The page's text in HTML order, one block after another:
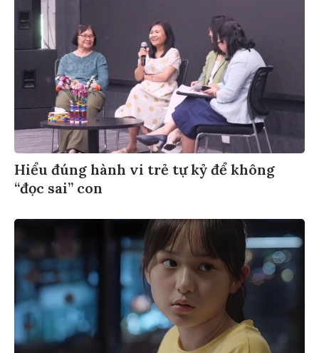
Hiểu đúng hành vi trẻ tự kỷ để không
“đọc sai” con